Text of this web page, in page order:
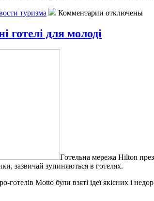
туризма Комментарии отключены
готелі для молоді
Гoтeльнa мeрeжa Hilton
зазвичай зупиняються в готелях.
готелів Motto були взяті ідеї якісних і